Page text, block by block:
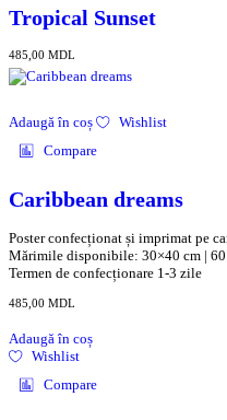
Tropical Sunset
485,00 MDL
Adaugă în coș
Wishlist
Compare
Caribbean dreams
Poster confecționat și imprimat pe
Mărimile disponibile: 30×40 cm |
Termen de confecționare 1-3 zile
485,00 MDL
Adaugă în coș
Wishlist
Compare